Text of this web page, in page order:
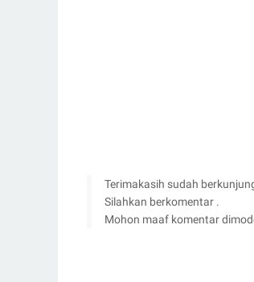
Terimakasih sudah
Silahkan berkomentar .
Mohon maaf komentar